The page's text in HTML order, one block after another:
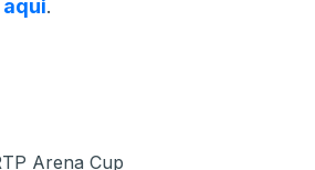
aqui.
Arena Cup